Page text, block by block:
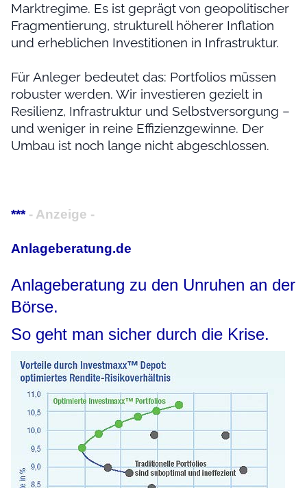
Marktregime. Es ist geprägt von geopolitischer
Fragmentierung, strukturell höherer Inflation
und erheblichen Investitionen in Infrastruktur.
Für Anleger bedeutet das: Portfolios müssen
robuster werden. Wir investieren gezielt in
Resilienz, Infrastruktur und Selbstversorgung –
und weniger in reine Effizienzgewinne. Der
Umbau ist noch lange nicht abgeschlossen.
*** - Anzeige -
Anlageberatung.de
Anlageberatung zu den Unruhen an der
Börse.
So geht man sicher durch die Krise.